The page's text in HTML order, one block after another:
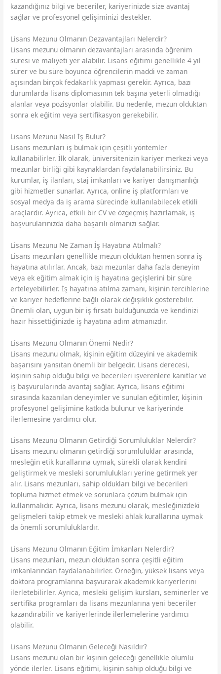
kazandığınız bilgi ve beceriler, kariyerinizde size avantaj
sağlar ve profesyonel gelişiminizi destekler.
Lisans Mezunu Olmanın Dezavantajları Nelerdir?
Lisans mezunu olmanın dezavantajları arasında öğrenim
süresi ve maliyeti yer alabilir. Lisans eğitimi genellikle 4 yıl
sürer ve bu süre boyunca öğrencilerin maddi ve zaman
açısından birçok fedakarlık yapması gerekir. Ayrıca, bazı
durumlarda lisans diplomasının tek başına yeterli olmadığı
alanlar veya pozisyonlar olabilir. Bu nedenle, mezun olduktan
sonra ek eğitim veya sertifikasyon gerekebilir.
Lisans Mezunu Nasıl İş Bulur?
Lisans mezunları iş bulmak için çeşitli yöntemler
kullanabilirler. İlk olarak, üniversitenizin kariyer merkezi veya
mezunlar birliği gibi kaynaklardan faydalanabilirsiniz. Bu
kurumlar, iş ilanları, staj imkanları ve kariyer danışmanlığı
gibi hizmetler sunarlar. Ayrıca, online iş platformları ve
sosyal medya da iş arama sürecinde kullanılabilecek etkili
araçlardır. Ayrıca, etkili bir CV ve özgeçmiş hazırlamak, iş
başvurularınızda daha başarılı olmanızı sağlar.
Lisans Mezunu Ne Zaman İş Hayatına Atılmalı?
Lisans mezunları genellikle mezun olduktan hemen sonra iş
hayatına atılırlar. Ancak, bazı mezunlar daha fazla deneyim
veya ek eğitim almak için iş hayatına geçişlerini bir süre
erteleyebilirler. İş hayatına atılma zamanı, kişinin tercihlerine
ve kariyer hedeflerine bağlı olarak değişiklik gösterebilir.
Önemli olan, uygun bir iş fırsatı bulduğunuzda ve kendinizi
hazır hissettiğinizde iş hayatına adım atmanızdır.
Lisans Mezunu Olmanın Önemi Nedir?
Lisans mezunu olmak, kişinin eğitim düzeyini ve akademik
başarısını yansıtan önemli bir belgedir. Lisans derecesi,
kişinin sahip olduğu bilgi ve becerileri işverenlere kanıtlar ve
iş başvurularında avantaj sağlar. Ayrıca, lisans eğitimi
sırasında kazanılan deneyimler ve sunulan eğitimler, kişinin
profesyonel gelişimine katkıda bulunur ve kariyerinde
ilerlemesine yardımcı olur.
Lisans Mezunu Olmanın Getirdiği Sorumluluklar Nelerdir?
Lisans mezunu olmanın getirdiği sorumluluklar arasında,
mesleğin etik kurallarına uymak, sürekli olarak kendini
geliştirmek ve mesleki sorumlulukları yerine getirmek yer
alır. Lisans mezunları, sahip oldukları bilgi ve becerileri
topluma hizmet etmek ve sorunlara çözüm bulmak için
kullanmalıdır. Ayrıca, lisans mezunu olarak, mesleğinizdeki
gelişmeleri takip etmek ve mesleki ahlak kurallarına uymak
da önemli sorumluluklardır.
Lisans Mezunu Olmanın Eğitim İmkanları Nelerdir?
Lisans mezunları, mezun olduktan sonra çeşitli eğitim
imkanlarından faydalanabilirler. Örneğin, yüksek lisans veya
doktora programlarına başvurarak akademik kariyerlerini
ilerletebilirler. Ayrıca, mesleki gelişim kursları, seminerler ve
sertifika programları da lisans mezunlarına yeni beceriler
kazandırabilir ve kariyerlerinde ilerlemelerine yardımcı
olabilir.
Lisans Mezunu Olmanın Geleceği Nasıldır?
Lisans mezunu olan bir kişinin geleceği genellikle olumlu
yönde ilerler. Lisans eğitimi, kişinin sahip olduğu bilgi ve